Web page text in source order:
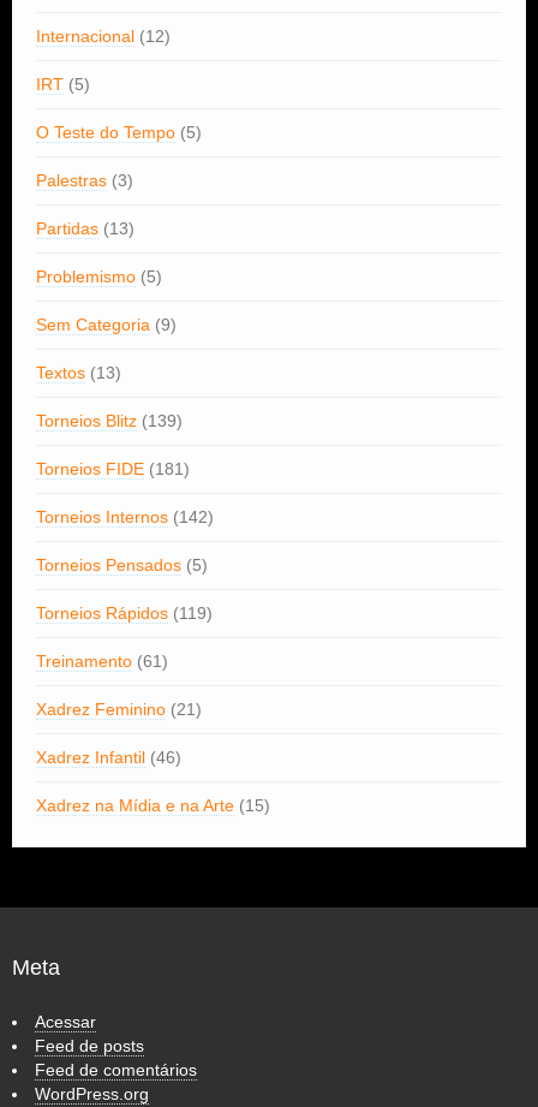
Internacional (12)
IRT (5)
O Teste do Tempo (5)
Palestras (3)
Partidas (13)
Problemismo (5)
Sem Categoria (9)
Textos (13)
Torneios Blitz (139)
Torneios FIDE (181)
Torneios Internos (142)
Torneios Pensados (5)
Torneios Rápidos (119)
Treinamento (61)
Xadrez Feminino (21)
Xadrez Infantil (46)
Xadrez na Mídia e na Arte (15)
Meta
Acessar
Feed de posts
Feed de comentários
WordPress.org